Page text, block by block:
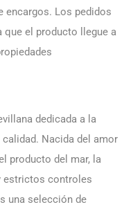
encargos. Los pedidos
que el producto llegue a
dedicada a la
Nacida del amor
producto del mar, la
estrictos controles
una selección de